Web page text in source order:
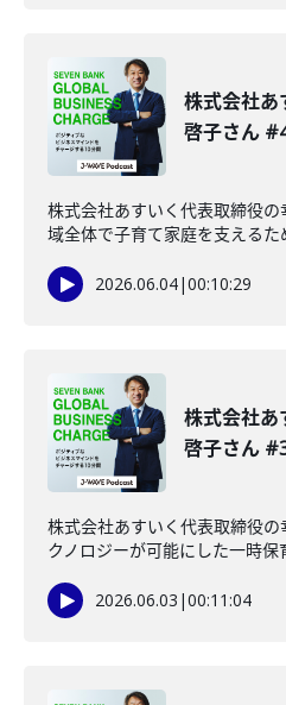
株式会社あ
啓子さん
株式会社あすいく代表取締役
域全体で子育て家庭を支えるた
2026.06.04|00:10:29
株式会社あ
啓子さん
株式会社あすいく代表取締役
クノロジーが可能にした一時保
2026.06.03 |00:11:04